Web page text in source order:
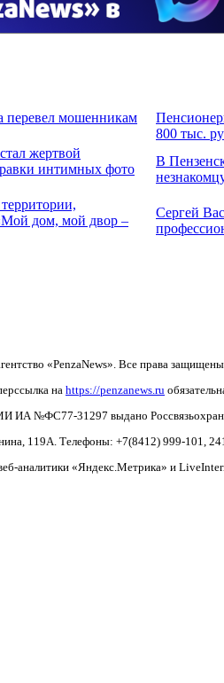
перевел мошенникам
800 тыс.
жертвой
интимных фото
В
дом, мой двор –
Сергей
«PenzaNews». Все права
на https://penzanews.ru
ИА №ФС77-31297 выдано
119А. Телефоны: +7(8412) 999-101,
аналитики «Яндекс.Метрика» и